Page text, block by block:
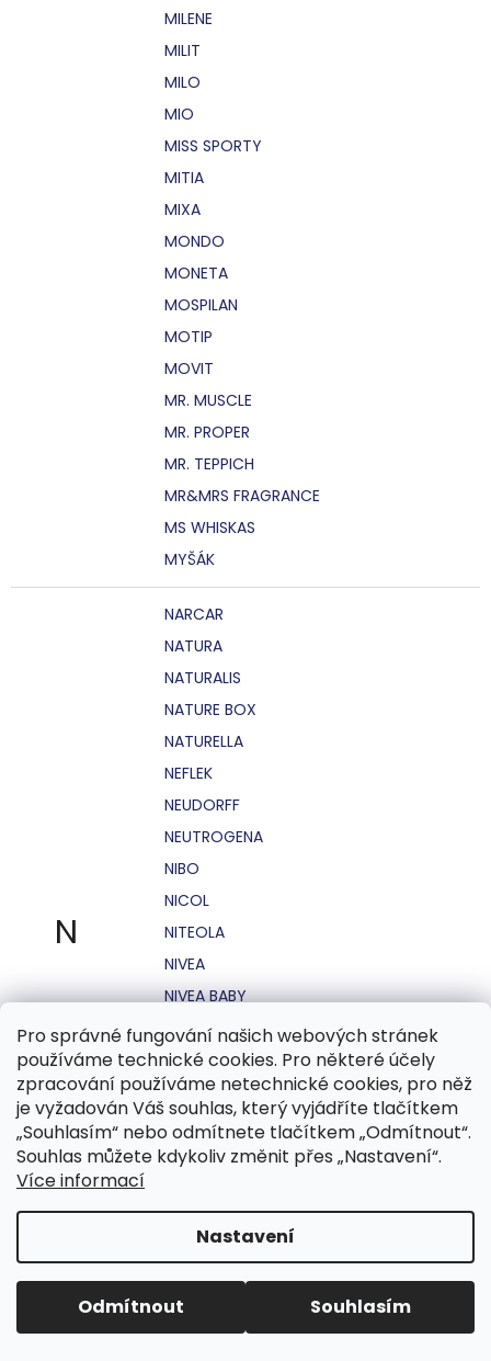
Pro správné fungování našich webových stránek
používáme technické cookies. Pro některé účely
zpracování používáme netechnické cookies, pro něž
je vyžadován Váš souhlas, který vyjádříte tlačítkem
„Souhlasím“ nebo odmítnete tlačítkem „Odmítnout“.
Souhlas můžete kdykoliv změnit přes „Nastavení“.
Více informací
Nastavení
Odmítnout Souhlasím
MILENE
MILIT
MILO
MIO
MISS SPORTY
MITIA
MIXA
MONDO
MONETA
MOSPILAN
MOTIP
MOVIT
MR. MUSCLE
MR. PROPER
MR. TEPPICH
MR&MRS FRAGRANCE
MS WHISKAS
MYŠÁK
N
NARCAR
NATURA
NATURALIS
NATURE BOX
NATURELLA
NEFLEK
NEUDORFF
NEUTROGENA
NIBO
NICOL
NITEOLA
NIVEA
NIVEA BABY
NIVEA MEN
NIVEA SUN
NO STRESS
NOHEL GARDEN
NORDICS
NUK
O.B.
OASIS